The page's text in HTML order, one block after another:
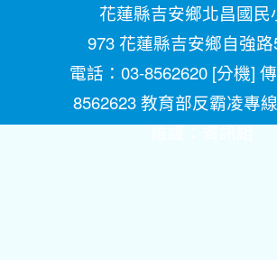
花蓮縣吉安鄉北昌國民
973 花蓮縣吉安鄉自強路
電話：03-8562620 [分機]
8562623 教育部反霸凌專
維護：資訊組